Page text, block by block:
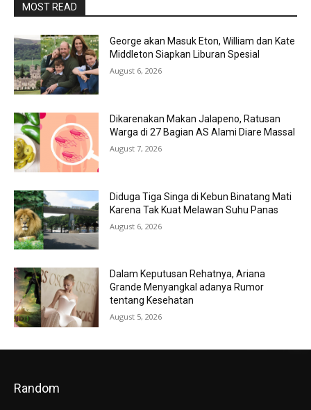
MOST READ
George akan Masuk Eton, William dan Kate
Middleton Siapkan Liburan Spesial
August 6, 2026
Dikarenakan Makan Jalapeno, Ratusan
Warga di 27 Bagian AS Alami Diare Massal
August 7, 2026
Diduga Tiga Singa di Kebun Binatang Mati
Karena Tak Kuat Melawan Suhu Panas
August 6, 2026
Dalam Keputusan Rehatnya, Ariana
Grande Menyangkal adanya Rumor
tentang Kesehatan
August 5, 2026
Random